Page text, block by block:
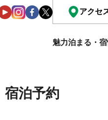
アクセ
魅力泊まる・
宿泊予約